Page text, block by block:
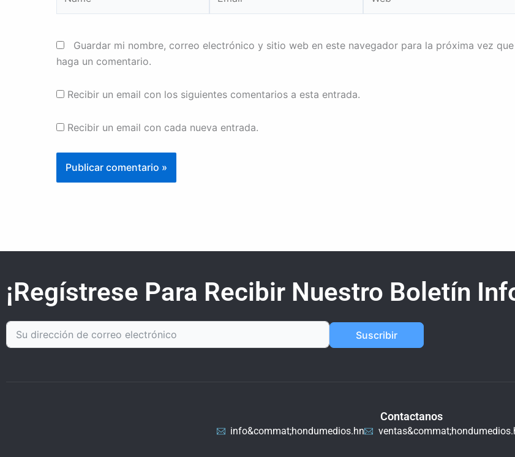
Guardar mi nombre, correo electrónico y sitio web en este navegador para la próxima vez que
haga un comentario.
Recibir un email con los siguientes comentarios a esta entrada.
Recibir un email con cada nueva entrada.
¡Regístrese Para Recibir Nuestro Boletín
Suscribir
Contactanos
info&commat;hondumedios.hn